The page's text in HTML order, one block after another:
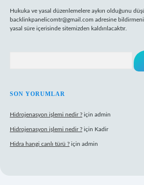
Hukuka ve yasal düzenlemelere aykırı olduğunu
backlinkpanelicomtr@gmail.com adresine
yasal süre içerisinde sitemizden kaldırılacaktır.
SON YORUMLAR
Hidrojenasyon işlemi nedir ? için admin
Hidrojenasyon işlemi nedir ? için Kadir
Hidra hangi canlı türü ? için admin